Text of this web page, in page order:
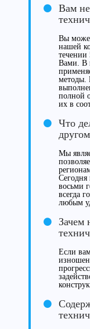
Вам
Вы
нашей
течении
Вами. В
методы.
полной
их в
Что
Мы
Сегодня
восьми
всегда
любым
Зачем
Если